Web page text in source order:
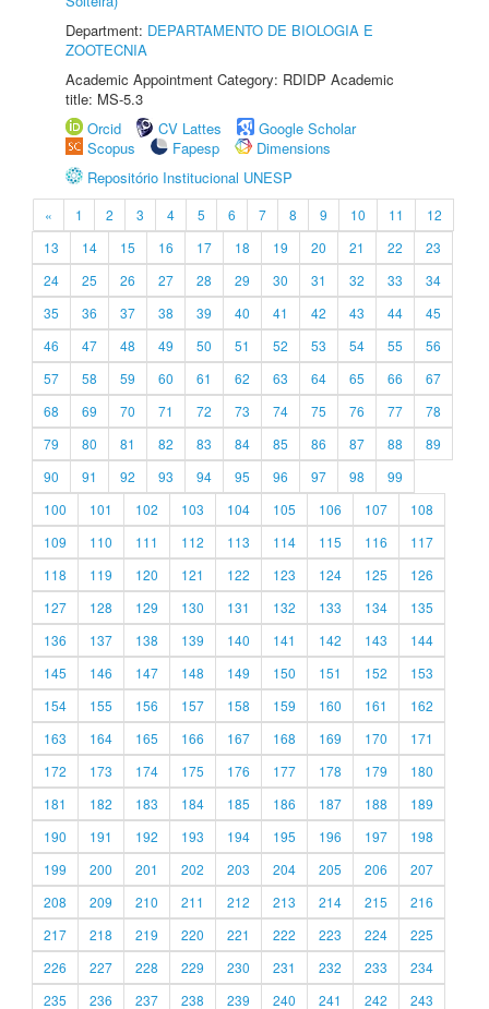
Department: DEPARTAMENTO DE BIOLOGIA E
ZOOTECNIA
Academic Appointment Category: RDIDP Academic
title: MS-5.3
Orcid
CV Lattes
Google Scholar
Scopus
Fapesp
Dimensions
Repositório Institucional UNESP
« 1 2 3 4 5 6 7 8 9 10 11
12
13
14 15 16 17 18 19 20 21 22
23
24
25 26 27 28 29 30 31 32 33
34
35
36 37 38 39 40 41 42 43 44
45
46
47 48 49 50 51 52 53 54 55
56
57
58 59 60 61 62 63 64 65 66
67
68
69 70 71 72 73 74 75 76 77
78
79
80 81 82 83 84 85 86 87 88
89
90
91 92 93 94 95 96 97 98
99
100
101 102 103 104 105 106 107
108
109
110 111 112 113 114 115 116
117
118
119 120 121 122 123 124 125
126
127
128 129 130 131 132 133 134
135
136
137 138 139 140 141 142 143
144
145
146 147 148 149 150 151 152
153
154
155 156 157 158 159 160 161
162
163
164 165 166 167 168 169 170
171
172
173 174 175 176 177 178 179
180
181
182 183 184 185 186 187 188
189
190
191 192 193 194 195 196 197
198
199
200 201 202 203 204 205 206
207
208
209 210 211 212 213 214 215
216
217
218 219 220 221 222 223 224
225
226
227 228 229 230 231 232 233
234
235
236 237 238 239 240 241 242 243